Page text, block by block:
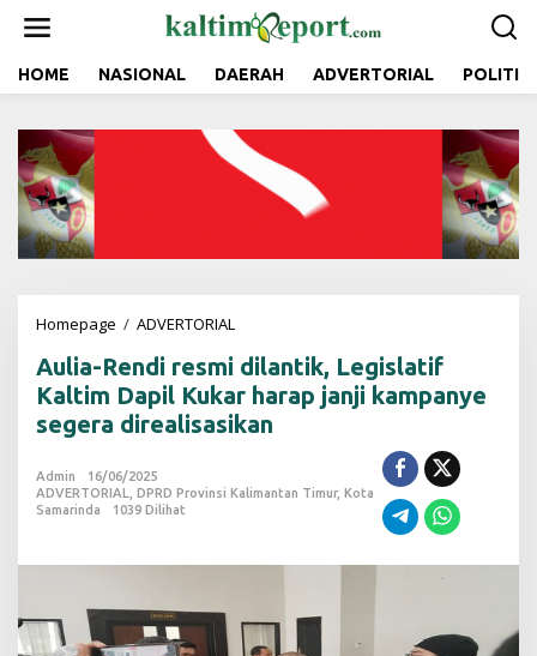
t
HOME NASIONAL DAERAH ADVERTORIAL POLITIK
Homepage / ADVERTORIAL
i
a
-
n
r
m
Aulia-Rendi resmi dilantik, Legislatif
Kaltim Dapil Kukar harap janji kampanye
segera direalisasikan
Admin
16/06/2025
ADVERTORIAL
DPRD Provinsi Kalimantan Timur, Kota
Samarinda
1039 Dilihat